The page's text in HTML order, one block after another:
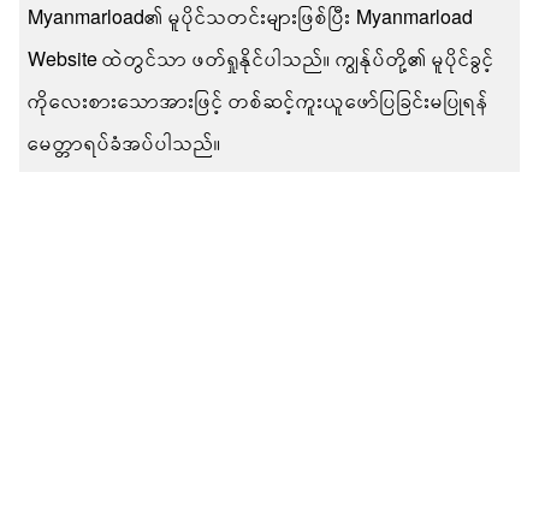
Myanmarload၏ မူပိုင်သတင်းများဖြစ်ပြီး Myanmarload
Website ထဲတွင်သာ ဖတ်ရှုနိုင်ပါသည်။ ကျွန်ုပ်တို့၏ မူပိုင်ခွင့်
ကိုလေးစားသောအားဖြင့် တစ်ဆင့်ကူးယူဖော်ပြခြင်းမပြုရန်
မေတ္တာရပ်ခံအပ်ပါသည်။